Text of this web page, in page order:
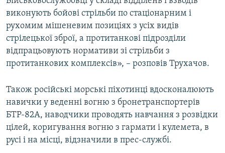
виконують бойові стрільби по стаціонарним і
рухомим мішеневим позиціях з усіх видів
стрілецької зброї, а протитанкові підрозділи
відпрацьовують нормативи зі стрільби з
протитанкових комплексів», – розповів Трухачов.
Також російські морські піхотинці вдосконалюють
навички у веденні вогню з бронетранспортерів
БТР-82А, наводчики проводять навчання з розвідки
цілей, коригування вогню з гармати і кулемета, в
русі і на місці, відзначили в прес-службі.